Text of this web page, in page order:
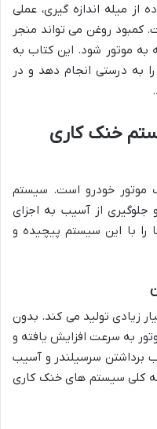
میله اندازه گیری، عملی
کمبود روغن می تواند منجر
به موتور شود. این کتاب به
به درستی انجام دهد و در
خنک کاری
موتور خودرو است. سیستم
از آسیب به اجزای
را با این سیستم پیچیده و
زیادی تولید می کند. بدون
به سرعت افزایش یافته و
برداشتن سرسیلندر و آسیب
کلی سیستم های خنک کاری